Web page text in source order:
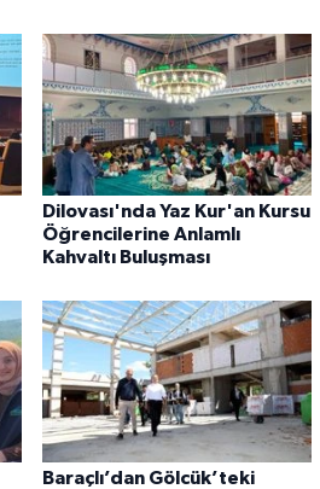
Dilovası'nda Yaz Kur'an Kursu
Öğrencilerine Anlamlı
Kahvaltı Buluşması
Baraçlı’dan Gölcük’teki